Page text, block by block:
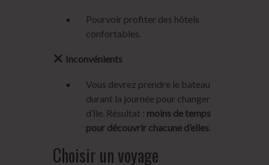
Pourvoir profiter des hôtels
confortables.
Inconvénients
Vous devrez prendre le bateau
durant la journée pour changer
d’île. Résultat : moins de temps
pour découvrir chacune d’elles.
Choisir un voyage